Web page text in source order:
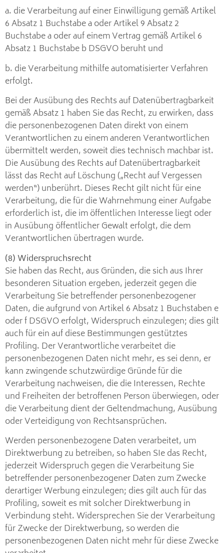
a. die Verarbeitung auf einer Einwilligung gemäß Artikel
6 Absatz 1 Buchstabe a oder Artikel 9 Absatz 2
Buchstabe a oder auf einem Vertrag gemäß Artikel 6
Absatz 1 Buchstabe b DSGVO beruht und
b. die Verarbeitung mithilfe automatisierter Verfahren
erfolgt.
Bei der Ausübung des Rechts auf Datenübertragbarkeit
gemäß Absatz 1 haben Sie das Recht, zu erwirken, dass
die personenbezogenen Daten direkt von einem
Verantwortlichen zu einem anderen Verantwortlichen
übermittelt werden, soweit dies technisch machbar ist.
Die Ausübung des Rechts auf Datenübertragbarkeit
lässt das Recht auf Löschung („Recht auf Vergessen
werden“) unberührt. Dieses Recht gilt nicht für eine
Verarbeitung, die für die Wahrnehmung einer Aufgabe
erforderlich ist, die im öffentlichen Interesse liegt oder
in Ausübung öffentlicher Gewalt erfolgt, die dem
Verantwortlichen übertragen wurde.
(8) Widerspruchsrecht
Sie haben das Recht, aus Gründen, die sich aus Ihrer
besonderen Situation ergeben, jederzeit gegen die
Verarbeitung Sie betreffender personenbezogener
Daten, die aufgrund von Artikel 6 Absatz 1 Buchstaben e
oder f DSGVO erfolgt, Widerspruch einzulegen; dies gilt
auch für ein auf diese Bestimmungen gestütztes
Profiling. Der Verantwortliche verarbeitet die
personenbezogenen Daten nicht mehr, es sei denn, er
kann zwingende schutzwürdige Gründe für die
Verarbeitung nachweisen, die die Interessen, Rechte
und Freiheiten der betroffenen Person überwiegen, oder
die Verarbeitung dient der Geltendmachung, Ausübung
oder Verteidigung von Rechtsansprüchen.
Werden personenbezogene Daten verarbeitet, um
Direktwerbung zu betreiben, so haben SIe das Recht,
jederzeit Widerspruch gegen die Verarbeitung Sie
betreffender personenbezogener Daten zum Zwecke
derartiger Werbung einzulegen; dies gilt auch für das
Profiling, soweit es mit solcher Direktwerbung in
Verbindung steht. Widersprechen Sie der Verarbeitung
für Zwecke der Direktwerbung, so werden die
personenbezogenen Daten nicht mehr für diese Zwecke